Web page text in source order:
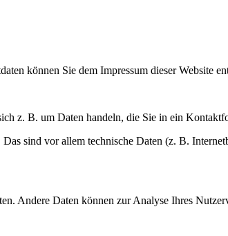
können Sie dem Impressum dieser Website
z. B. um Daten handeln, die Sie in ein
sind vor allem technische Daten (z. B.
Andere Daten können zur Analyse Ihres